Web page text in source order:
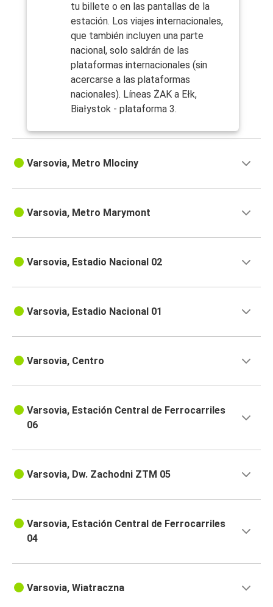
tu billete o en las pantallas de la
estación. Los viajes internacionales,
que también incluyen una parte
nacional, solo saldrán de las
plataformas internacionales (sin
acercarse a las plataformas
nacionales). Líneas ŻAK a Ełk,
Białystok - plataforma 3.
Varsovia, Metro Mlociny
Varsovia, Metro Marymont
Varsovia, Estadio Nacional 02
Varsovia, Estadio Nacional 01
Varsovia, Centro
Varsovia, Estación Central de Ferrocarriles
06
Varsovia, Dw. Zachodni ZTM 05
Varsovia, Estación Central de Ferrocarriles
04
Varsovia, Wiatraczna